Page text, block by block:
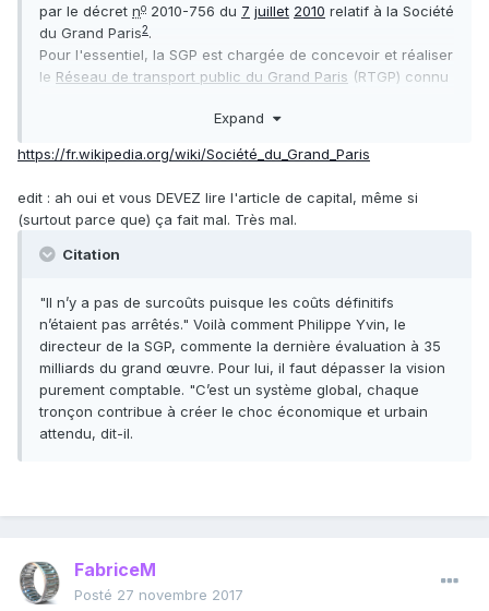
par le décret no 2010-756 du 7 juillet 2010 relatif à la Société
du Grand Paris2.
Pour l'essentiel, la SGP est chargée de concevoir et réaliser
le Réseau de transport public du Grand Paris (RTGP) connu
opérations d'aménagement ou de construction liées au
relations entre la SGP et les autres acteurs concernés par
[..]
Sa mission est différente de celles de la
Grand Paris
d’études), du Grand Paris
(projet visant à transformer
l’agglomération parisienne en une grande métropole
mondiale), de l'
Atelier international du Grand Paris
(groupement d'intérêt public chargé de mener une réflexion
sur le Grand Paris), et de la
métropole de Paris
(arrondissement de l'Église constitutionnelle).
Expand
https://fr.wikipedia.org/wiki/Société_du_Grand_Paris
edit : ah oui et vous DEVEZ lire l'article de capital, même si
(surtout parce que) ça fait mal. Très mal.
Citation
"Il n’y a pas de surcoûts puisque les coûts définitifs
n’étaient pas arrêtés." Voilà comment Philippe Yvin, le
directeur de la SGP, commente la dernière évaluation à 35
milliards du grand œuvre. Pour lui, il faut dépasser la vision
purement comptable. "C’est un système global, chaque
tronçon contribue à créer le choc économique et urbain
attendu, dit-il.
FabriceM
Posté 27 novembre 2017